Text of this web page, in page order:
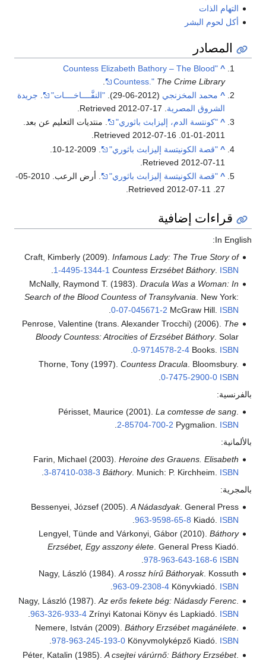
التهام الذات
أكل لحوم البشر
المصادر
^
"Countess Elizabeth Bathory – The Blood
Countess." The Crime Library
^ محمد المخزنجي (2012-06-29). "النفَّــــاخــــات"
جريدة
الشروق المصرية
2012-07-17
^ "كونتسة الدم، إليزابث باثوري"
. منتديات التعليم عن بعد.
2011-01-01
. Retrieved
2012-07-16
.
^ "قصة الكونيتسة إليزابث باثوري"
Retrieved 2012-07-11
^ "قصة الكونيتسة إليزابث باثوري"
. أرض الرعب. 2010-05-
27
. Retrieved
2012-07-11
.
قراءات إضافية
In English:
Craft, Kimberly (2009). Infamous Lady: The True Story of
Countess Erzsébet Báthory. ISBN
1-4495-1344-1
McNally, Raymond T. (1983). Dracula Was a Woman: In
Search of the Blood Countess of Transylvania . New York:
McGraw Hill. ISBN
0-07-045671-2
Penrose, Valentine (trans. Alexander Trocchi) (2006). The
Bloody Countess: Atrocities of Erzsébet Báthory. Solar
Books. ISBN
0-9714578-2-4
.
Thorne, Tony (1997). Countess Dracula . Bloomsbury.
ISBN
0-7475-2900-0
بالفرنسية:
Périsset, Maurice (2001). La comtesse de sang.
Pygmalion. ISBN
2-85704-700-2
بالألمانية:
Farin, Michael (2003). Heroine des Grauens. Elisabeth
Báthory. Munich: P. Kirchheim. ISBN
3-87410-038-3
بالمجرية:
Bessenyei, József (2005). A Nádasdyak. General Press
Kiadó. ISBN
963-9598-65-8
Lengyel, Tünde and Várkonyi, Gábor (2010). Báthory
Erzsébet, Egy asszony élete. General Press Kiadó.
ISBN
978-963-643-168-6
Nagy, László (1984).A rossz hírű Báthoryak. Kossuth
Könyvkiadó. ISBN
963-09-2308-4
.
Nagy, László (1987). Az erős fekete bég: Nádasdy Ferenc.
Zrínyi Katonai Könyv és Lapkiadó. ISBN
963-326-933-4
Nemere, István (2009). Báthory Erzsébet magánélete.
Könyvmolyképző Kiadó. ISBN
978-963-245-193-0
.
Péter, Katalin (1985). A csejtei várúrnő: Báthory Erzsébet.